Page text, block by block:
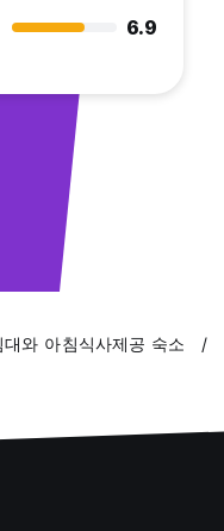
6.9
와 아침식사제공 숙소